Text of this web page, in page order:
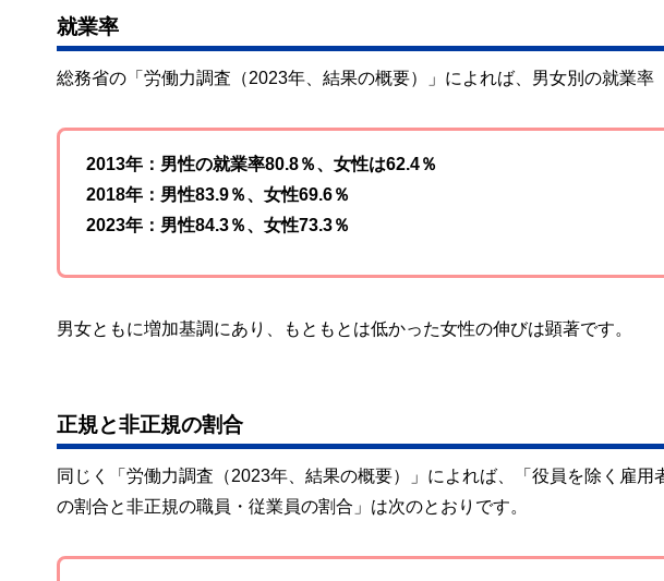
就業率
総務省の「労働力調査（2023年、結果の概要）」によれば、男女別の就業率
2013年：男性の就業率80.8％、女性は62.4％
2018年：男性83.9％、女性69.6％
2023年：男性84.3％、女性73.3％
男女ともに増加基調にあり、もともとは低かった女性の伸びは顕著です。
正規と非正規の割合
同じく「労働力調査（2023年、結果の概要）」によれば、「役員を除く雇
の割合と非正規の職員・従業員の割合」は次のとおりです。